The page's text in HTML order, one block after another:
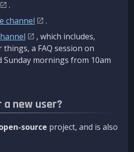
.
channel
.
, which includes,
a FAQ session on
Sunday mornings from 10am
a new user?
source project, and is also